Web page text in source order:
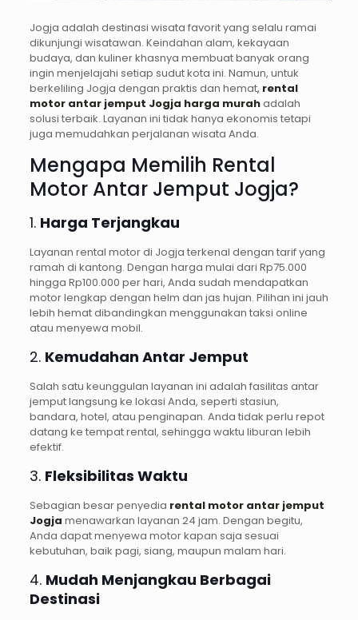
Jogja adalah destinasi wisata favorit yang selalu ramai
dikunjungi wisatawan. Keindahan alam, kekayaan
budaya, dan kuliner khasnya membuat banyak orang
ingin menjelajahi setiap sudut kota ini. Namun, untuk
berkeliling Jogja dengan praktis dan hemat, rental
motor antar jemput Jogja harga murahadalah
solusi terbaik. Layanan ini tidak hanya ekonomis tetapi
juga memudahkan perjalanan wisata Anda.
Mengapa Memilih Rental
Motor Antar Jemput Jogja?
1. Harga Terjangkau
Layanan rental motor di Jogja terkenal dengan tarif yang
ramah di kantong. Dengan harga mulai dari Rp75.000
hingga Rp100.000 per hari, Anda sudah mendapatkan
motor lengkap dengan helm dan jas hujan. Pilihan ini jauh
lebih hemat dibandingkan menggunakan taksi online
atau menyewa mobil.
2. Kemudahan Antar Jemput
Salah satu keunggulan layanan ini adalah fasilitas antar
jemput langsung ke lokasi Anda, seperti stasiun,
bandara, hotel, atau penginapan. Anda tidak perlu repot
datang ke tempat rental, sehingga waktu liburan lebih
efektif.
3. Fleksibilitas Waktu
Sebagian besar penyedia rental motor antar jemput
Jogja menawarkan layanan 24 jam. Dengan begitu,
Anda dapat menyewa motor kapan saja sesuai
kebutuhan, baik pagi, siang, maupun malam hari.
4. Mudah Menjangkau Berbagai
Destinasi